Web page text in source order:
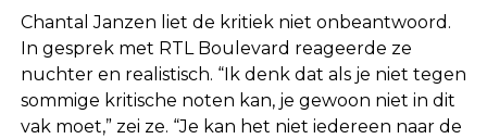
Chantal Janzen liet de kritiek niet onbeantwoord.
In gesprek met RTL Boulevard reageerde ze
nuchter en realistisch. “Ik denk dat als je niet tegen
sommige kritische noten kan, je gewoon niet in dit
vak moet,” zei ze. “Je kan het niet iedereen naar de